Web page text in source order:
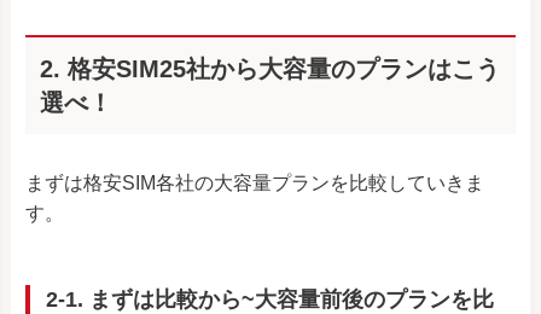
2. 格安SIM25社から大容量のプランはこう
選べ！
まずは格安SIM各社の大容量プランを比較していきま
す。
2-1. まずは比較から~大容量前後のプランを比